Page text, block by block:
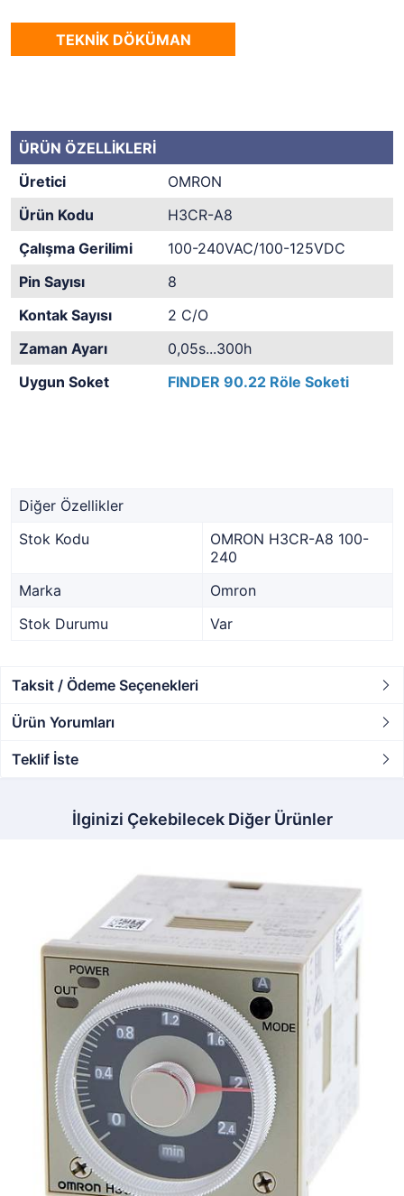
TEKNİK DÖKÜMAN
ÜRÜN ÖZELLİKLERİ
Üretici
OMRON
Ürün Kodu
H3CR-A8
Çalışma Gerilimi
100-240VAC/100-125VDC
Pin Sayısı
8
Kontak Sayısı
2 C/O
Zaman Ayarı
0,05s...300h
Uygun Soket
FINDER 90.22 Röle Soketi
Diğer Özellikler
Stok Kodu
OMRON H3CR-A8 100-
240
Marka
Omron
Stok Durumu
Var
Taksit / Ödeme Seçenekleri
Ürün Yorumları
Teklif İste
İlginizi Çekebilecek Diğer Ürünler